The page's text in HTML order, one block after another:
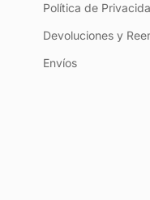
Política de
Devoluciones y
Envíos